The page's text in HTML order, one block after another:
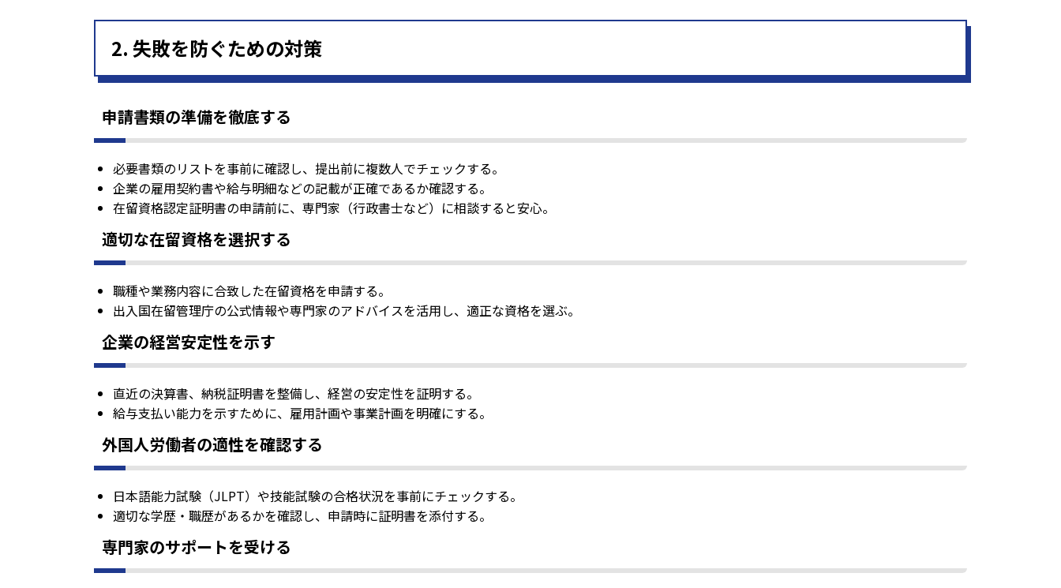
2. 失敗を防ぐための対策
申請書類の準備を徹底する
必要書類のリストを事前に確認し、提出前に複数人でチェックする。
企業の雇用契約書や給与明細などの記載が正確であるか確認する。
在留資格認定証明書の申請前に、専門家（行政書士など）に相談すると安心。
適切な在留資格を選択する
職種や業務内容に合致した在留資格を申請する。
出入国在留管理庁の公式情報や専門家のアドバイスを活用し、適正な資格を選ぶ。
企業の経営安定性を示す
直近の決算書、納税証明書を整備し、経営の安定性を証明する。
給与支払い能力を示すために、雇用計画や事業計画を明確にする。
外国人労働者の適性を確認する
日本語能力試験（JLPT）や技能試験の合格状況を事前にチェックする。
適切な学歴・職歴があるかを確認し、申請時に証明書を添付する。
専門家のサポートを受ける